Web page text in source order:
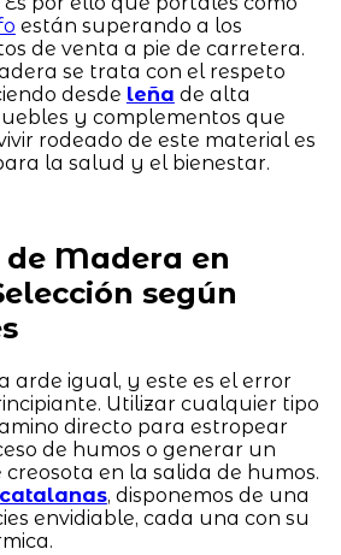
están superando a los
de venta a pie de carretera.
se trata con el respeto
desde leña de alta
y complementos que
rodeado de este material es
la salud y el bienestar.
de Madera en
según
arde igual, y este es el error
Utilizar cualquier tipo
directo para estropear
de humos o generar un
en la salida de humos.
, disponemos de una
envidiable, cada una con su